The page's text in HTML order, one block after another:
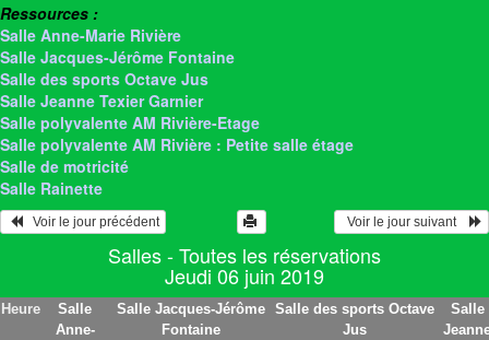
Ressources :
Salle Anne-Marie Rivière
Salle Jacques-Jérôme Fontaine
Salle des sports Octave Jus
Salle Jeanne Texier Garnier
Salle polyvalente AM Rivière-Etage
Salle polyvalente AM Rivière : Petite salle étage
Salle de motricité
Salle Rainette
   Voir le jour précédent
  Voir le jour suivant
Salles - Toutes les réservations
Jeudi 06 juin 2019
Heure
Salle
Anne-
Salle Jacques-Jérôme
Fontaine
Salle des sports Octave
Jus
Salle